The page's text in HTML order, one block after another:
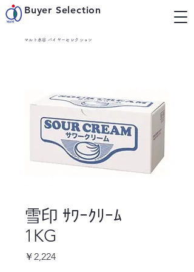
Buyer Selection
マルト水谷 バイヤーセレクション
雪印 ｻﾜｰｸﾘｰﾑ
1KG
￥2,224価